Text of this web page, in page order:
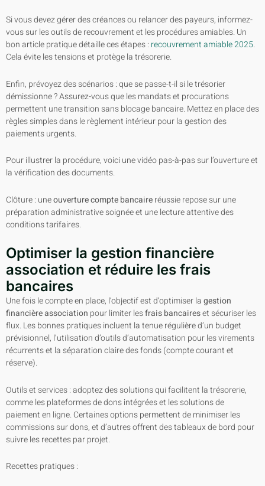
Si vous devez gérer des créances ou relancer des payeurs, informez-
vous sur les outils de recouvrement et les procédures amiables. Un
bon article pratique détaille ces étapes : recouvrement amiable 2025.
Cela évite les tensions et protège la trésorerie.
Enfin, prévoyez des scénarios : que se passe-t-il si le trésorier
démissionne ? Assurez-vous que les mandats et procurations
permettent une transition sans blocage bancaire. Mettez en place des
règles simples dans le règlement intérieur pour la gestion des
paiements urgents.
Pour illustrer la procédure, voici une vidéo pas-à-pas sur l’ouverture et
la vérification des documents.
Clôture : uneouverture compte bancaireréussie repose sur une
préparation administrative soignée et une lecture attentive des
conditions tarifaires.
Optimiser la gestion financière
association et réduire les frais
bancaires
Une fois le compte en place, l’objectif est d’optimiser lagestion
financière association pour limiter lesfrais bancaireset sécuriser les
flux. Les bonnes pratiques incluent la tenue régulière d’un budget
prévisionnel, l’utilisation d’outils d’automatisation pour les virements
récurrents et la séparation claire des fonds (compte courant et
réserve).
Outils et services : adoptez des solutions qui facilitent la trésorerie,
comme les plateformes de dons intégrées et les solutions de
paiement en ligne. Certaines options permettent de minimiser les
commissions sur dons, et d’autres offrent des tableaux de bord pour
suivre les recettes par projet.
Recettes pratiques :